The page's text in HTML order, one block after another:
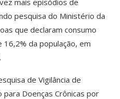
pesquisa do Ministério da
que declaram consumo
da população, em
de Vigilância de
Doenças Crônicas por